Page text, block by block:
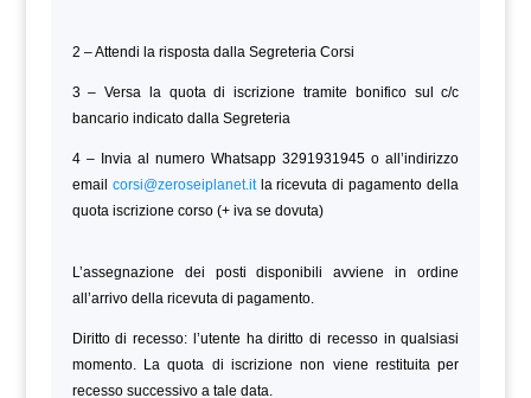
2 – Attendi la risposta dalla Segreteria Corsi
3 – Versa la quota di iscrizione tramite bonifico sul c/c
bancario indicato dalla Segreteria
4 – Invia al numero Whatsapp 3291931945 o all’indirizzo
email corsi@zeroseiplanet.itla ricevuta di pagamento della
quota iscrizione corso (+ iva se dovuta)
L’assegnazione dei posti disponibili avviene in ordine
all’arrivo della ricevuta di pagamento.
Diritto di recesso: l’utente ha diritto di recesso in qualsiasi
momento. La quota di iscrizione non viene restituita per
recesso successivo a tale data.